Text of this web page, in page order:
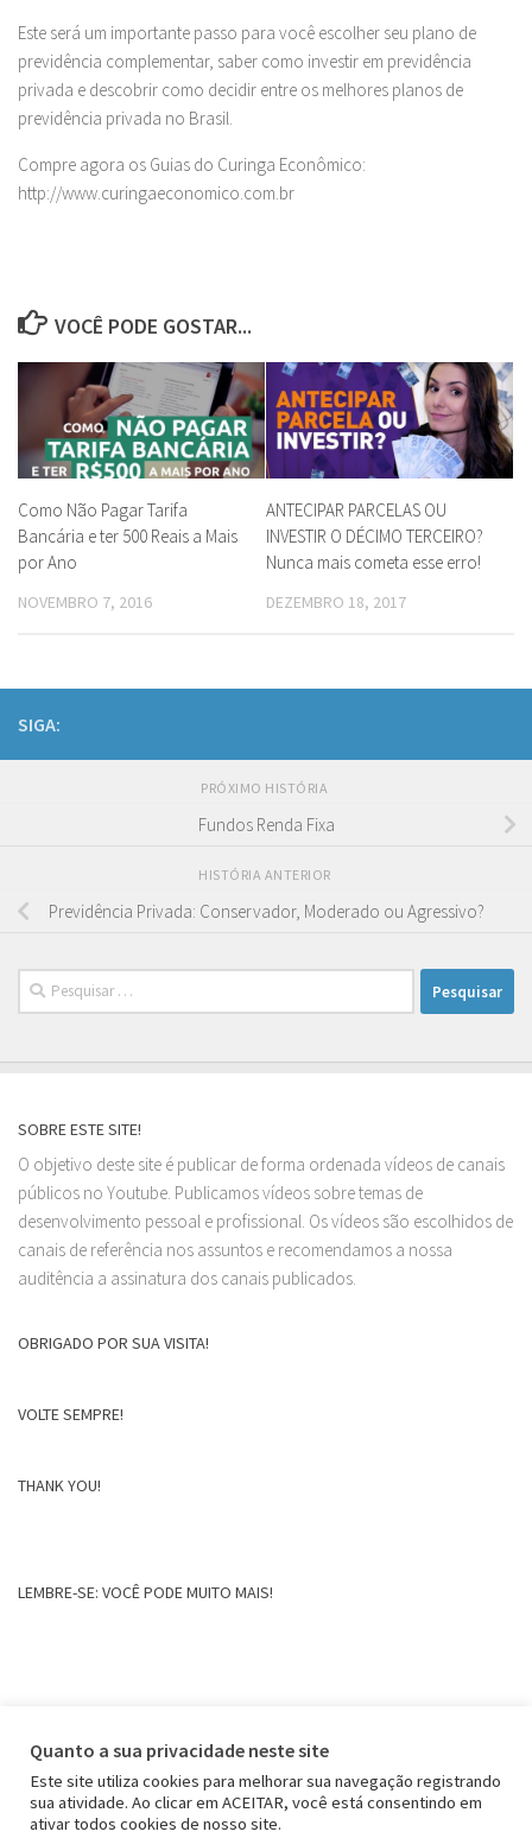
Este será um importante passo para você escolher seu plano de
previdência complementar, saber como investir em previdência
privada e descobrir como decidir entre os melhores planos de
previdência privada no Brasil.
Compre agora os Guias do Curinga Econômico:
http://www.curingaeconomico.com.br
VOCÊ PODE GOSTAR...
Como Não Pagar Tarifa
Bancária e ter 500 Reais a Mais
por Ano
NOVEMBRO 7, 2016
ANTECIPAR PARCELAS OU
INVESTIR O DÉCIMO TERCEIRO?
Nunca mais cometa esse erro!
DEZEMBRO 18, 2017
SIGA:
PRÓXIMO HISTÓRIA
Fundos Renda Fixa
HISTÓRIA ANTERIOR
Previdência Privada: Conservador, Moderado ou Agressivo?
Pesquisar
por:
SOBRE ESTE SITE!
O objetivo deste site é publicar de forma ordenada vídeos de canais
públicos no Youtube. Publicamos vídeos sobre temas de
desenvolvimento pessoal e profissional. Os vídeos são escolhidos de
canais de referência nos assuntos e recomendamos a nossa
auditência a assinatura dos canais publicados.
OBRIGADO POR SUA VISITA!
VOLTE SEMPRE!
THANK YOU!
LEMBRE-SE: VOCÊ PODE MUITO MAIS!
Quanto a sua privacidade neste site
Este site utiliza cookies para melhorar sua navegação registrando
sua atividade. Ao clicar em ACEITAR, você está consentindo em
ativar todos cookies de nosso site.